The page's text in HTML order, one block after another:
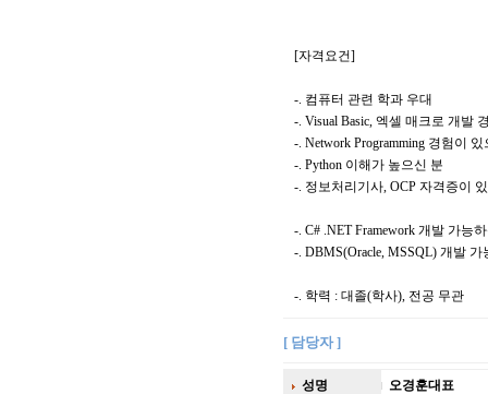
[자격요건]
-. 컴퓨터 관련 학과 우대
-. Visual Basic, 엑셀 매크로 개발
-. Network Programming 경험이
-. Python 이해가 높으신 분
-. 정보처리기사, OCP 자격증이
-. C# .NET Framework 개발 가능
-. DBMS(Oracle, MSSQL) 개발 가
-. 학력 : 대졸(학사), 전공 무관
[ 담당자 ]
성명 오경훈대표